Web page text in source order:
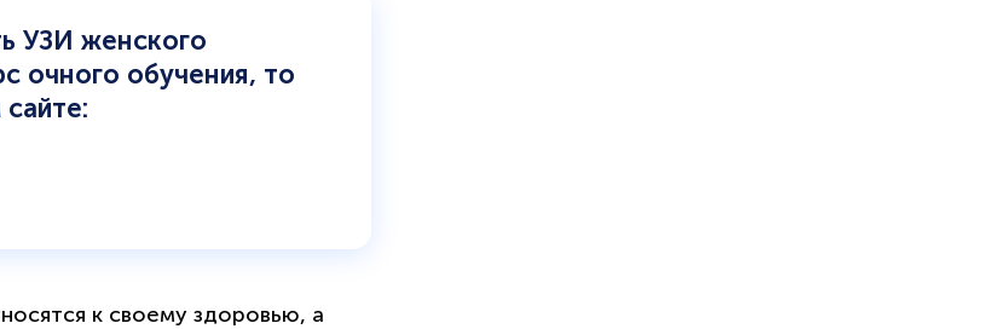
УЗИ женского
очного обучения, то
к своему здоровью, а